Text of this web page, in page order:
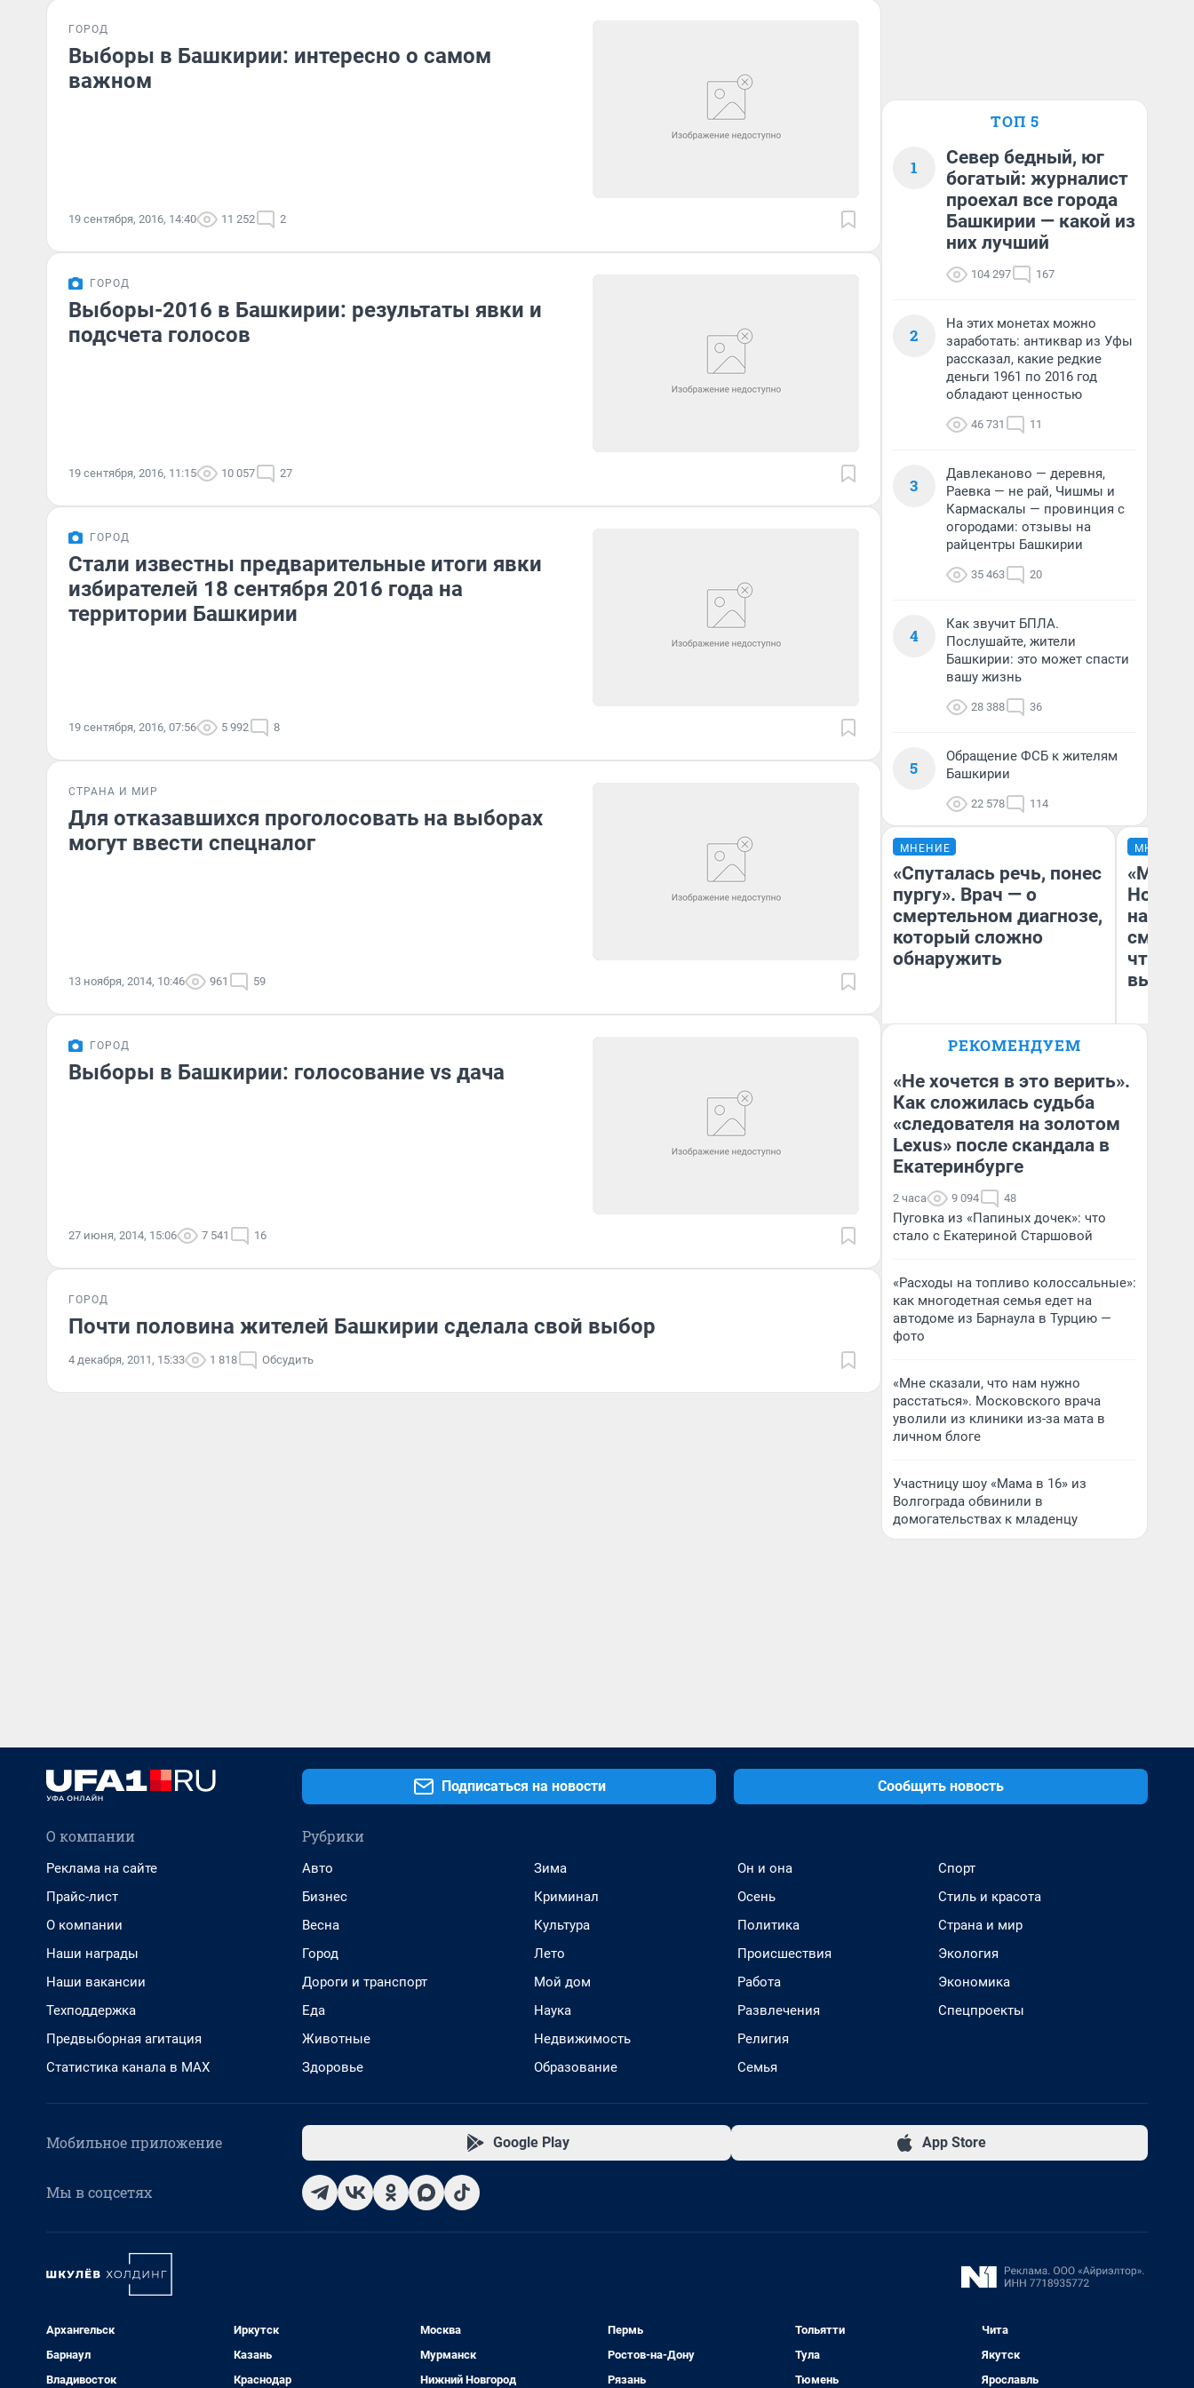
ГОРОД
Выборы в Башкирии: интересно о самом
важном
19 сентября, 2016, 14:40 11 252 2
ГОРОД
Выборы-2016 в Башкирии: результаты явки и
подсчета голосов
19 сентября, 2016, 11:15 10 057 27
ГОРОД
Стали известны предварительные итоги явки
избирателей 18 сентября 2016 года на
территории Башкирии
19 сентября, 2016, 07:56 5 992 8
СТРАНА И МИР
Для отказавшихся проголосовать на выборах
могут ввести спецналог
13 ноября, 2014, 10:46 961 59
ГОРОД
Выборы в Башкирии: голосование vs дача
27 июня, 2014, 15:06 7 541 16
ГОРОД
Почти половина жителей Башкирии сделала свой выбор
4 декабря, 2011, 15:33 1 818 Обсудить
ТОП 5
1
Север бедный, юг
богатый: журналист
проехал все города
Башкирии — какой из
них лучший
104 297 167
2
На этих монетах можно
заработать: антиквар из Уфы
рассказал, какие редкие
деньги 1961 по 2016 год
обладают ценностью
46 731 11
3
Давлеканово — деревня,
Раевка — не рай, Чишмы и
Кармаскалы — провинция с
огородами: отзывы на
райцентры Башкирии
35 463 20
4
Как звучит БПЛА.
Послушайте, жители
Башкирии: это может спасти
вашу жизнь
28 388 36
5
Обращение ФСБ к жителям
Башкирии
22 578 114
МНЕНИЕ
«Спуталась речь, понес
пургу». Врач — о
смертельном диагнозе,
который сложно
обнаружить
Главврач клиники
Волковой»
МНЕНИЕ
«Мы
чтобы
РЕКОМЕНДУЕМ
«Не хочется в это верить».
Как сложилась судьба
«следователя на золотом
Lexus» после скандала в
Екатеринбурге
2 часа 9 094 48
Пуговка из «Папиных дочек»: что
стало с Екатериной Старшовой
«Расходы на топливо колоссальные»:
как многодетная семья едет на
автодоме из Барнаула в Турцию —
фото
«Мне сказали, что нам нужно
расстаться». Московского врача
уволили из клиники из-за мата в
личном блоге
Участницу шоу «Мама в 16» из
Волгограда обвинили в
домогательствах к младенцу
Подписаться на новости Сообщить новость
О компании
Реклама на сайте
Прайс-лист
О компании
Наши награды
Наши вакансии
Техподдержка
Предвыборная агитация
Статистика канала в MAX
Рубрики
Авто
Бизнес
Весна
Город
Дороги и транспорт
Еда
Животные
Здоровье
Зима
Криминал
Культура
Лето
Мой дом
Наука
Недвижимость
Образование
Он и она
Осень
Политика
Происшествия
Работа
Развлечения
Религия
Семья
Спорт
Стиль и красота
Страна и мир
Экология
Экономика
Спецпроекты
Мобильное приложение Google Play App Store
Мы в соцсетях
Архангельск
Барнаул
Владивосток
Иркутск
Казань
Краснодар
Москва
Мурманск
Нижний Новгород
Пермь
Ростов-на-Дону
Рязань
Тольятти
Тула
Тюмень
Чита
Якутск
Ярославль